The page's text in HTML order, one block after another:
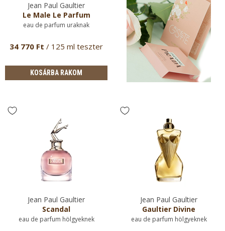
Jean Paul Gaultier
Le Male Le Parfum
eau de parfum uraknak
34 770 Ft / 125 ml teszter
KOSÁRBA RAKOM
Jean Paul Gaultier
Scandal
eau de parfum hölgyeknek
Jean Paul Gaultier
Gaultier Divine
eau de parfum hölgyeknek